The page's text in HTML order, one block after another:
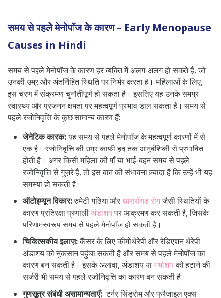
समय से पहले मेनोपॉज के कारण – Early Menopause
Causes in Hindi
समय से पहले मेनोपॉज के कारण हर व्यक्ति में अलग-अलग हो सकते हैं, जो
उनकी उम्र और अंतर्निहित स्थिति पर निर्भर करता है। महिलाओं के लिए,
इस चरण में संक्रमण चुनौतीपूर्ण हो सकता है। इसलिए यह उनके समग्र
स्वास्थ्य और प्रजनन क्षमता पर महत्वपूर्ण प्रभाव डाल सकता है। समय से
पहले रजोनिवृत्ति के कुछ सामान्य कारण हैं:
जेनेटिक कारक:यह समय से पहले मेनोपॉज के महत्वपूर्ण कारणों में से
एक है। रजोनिवृत्ति की उम्र काफी हद तक आनुवंशिकी से प्रभावित
होती है। अगर किसी महिला की माँ या भाई-बहन समय से पहले
रजोनिवृत्ति से गुज़रे हैं, तो इस बात की संभावना ज़्यादा है कि उन्हें भी यह
समस्या हो सकती है।
ऑटोइम्यून विकार:रुमेटी गठिया और थायरॉयड रोगजैसी स्थितियों के
कारण प्रतिरक्षा प्रणालीअंडाशयपर आक्रमण कर सकती है, जिसके
परिणामस्वरूप समय से पहले मेनोपॉज हो सकती है।
चिकित्सकीय इलाज़:कैंसर के लिए कीमोथेरेपी और रेडिएशन थेरेपी
अंडाशय को नुकसान पहुंचा सकती है और समय से पहले मेनोपॉज का
कारण बन सकती है। इसके अलावा, अंडाशय यागर्भाशयको हटाने की
सर्जरी भी समय से पहले रजोनिवृत्ति का कारण बन सकती है।
गुणसूत्र संबंधी असामान्यताएँ:टर्नर सिंड्रोम और फ्रैजाइल एक्स